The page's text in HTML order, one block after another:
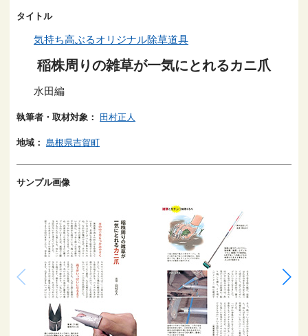
タイトル
気持ち高ぶるオリジナル除草道具
稲株周りの雑草が一気にとれるカニ爪
水田編
執筆者・取材対象： 田村正人
地域： 島根県吉賀町
サンプル画像